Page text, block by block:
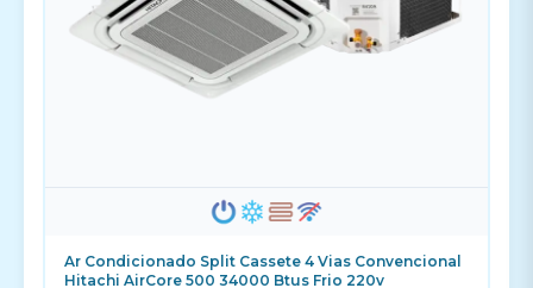
Ar Condicionado Split Cassete 4 Vias Convencional
Hitachi AirCore 500 34000 Btus Frio 220v